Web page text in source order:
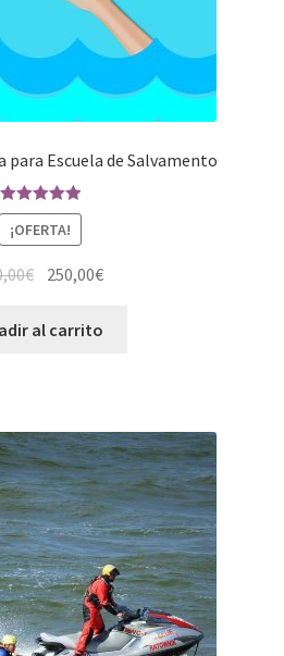
para Escuela de Salvamento
Valorado en
5.00de 5
¡OFERTA!
€ 250,00€
al carrito